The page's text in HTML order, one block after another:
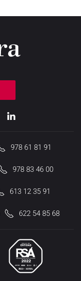
978 61 81 91
978 83 46 00
613 12 35 91
622 54 85 68